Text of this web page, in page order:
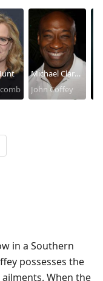
Michael Clarke
Duncan
John Coffey
in a Southern
possesses the
When the